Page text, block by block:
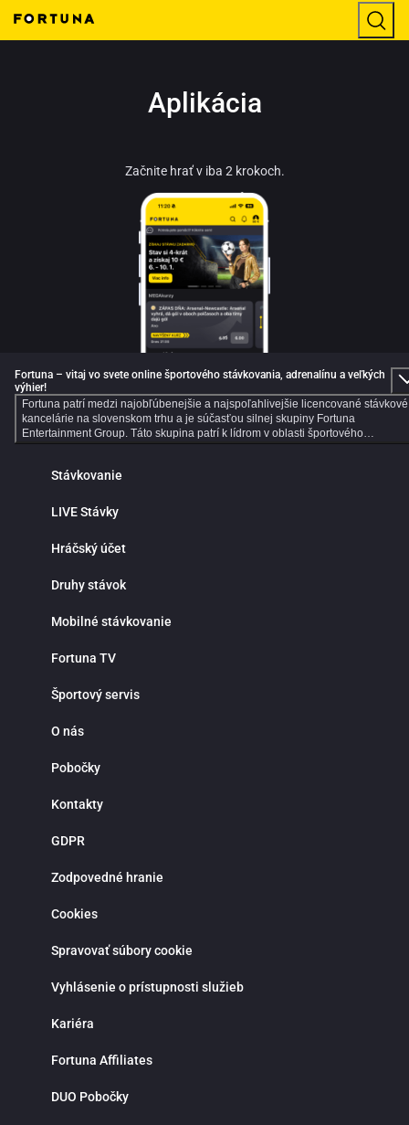
Aplikácia
Začnite hrať v iba 2 krokoch.
Fortuna – vitaj vo svete online športového stávkovania, adrenalínu a veľkých
výhier!
Fortuna patrí medzi najobľúbenejšie a najspoľahlivejšie licencované stávkové
kancelárie na slovenskom trhu a je súčasťou silnej skupiny Fortuna
Entertainment Group. Táto skupina patrí k lídrom v oblasti športového
stávkovania v strednej Európe a už viac ako 30 rokov prináša hráčom kvalitné
Dlhoročné skúsenosti, moderné technológie a dôraz na bezpečnosť robia z
Online športové stávkovanie vo Fortune ponúka tisíce predzápasových aj live
stávok každý deň. V ponuke nájdeš populárne športy ako futbal, hokej, tenis,
športových udalostí z celého sveta. Prehľadné rozhranie ti umožní rýchlo nájsť
kurzov. Jednou z hlavných výhod online športového stávkovania je pohodlie a
nepretržitý prístup k stávkam. Nemusíš navštevovať kamenné pobočky ani
počítači. Fortuna funguje nonstop a ponúka rýchle vyhodnotenie tiketov,
Prečo stávkovať práve vo Fortune? Okrem bohatej ponuky športových udalostí
domácich aj zahraničných líg, vrátane slovenského a českého futbalu či
stávkovanie, Fortuna ti poskytne všetky nástroje na profesionálne tipovanie.
počas celého stretnutia. Stav na góly, rohy, fauly, vylúčenia alebo ďalší vývoj
ideálne pre skúsenejších tipérov aj pre hráčov, ktorí majú radi dynamiku a
rýchle rozhodovanie. Fortuna myslí aj na nových hráčov. Pre
stávky bez rizika a pravidelné promo akcie. Verní hráči môžu získať rôzne
športovými udalosťami. Bonusová ponuka sa pravidelne obmieňa a prináša
viac možností, ako zvýšiť šancu na výhru. Moderná mobilná aplikácia Fortuna
Aplikácia poskytuje rýchly prístup k stávkam, live udalostiam, histórii tiketov a
najnovších akciách, bonusoch a dôležitých zápasoch. Fortuna kladie dôraz na
zodpovedné hranie a ponúka možnosť nastavenia limitov na vklady, stávky
podpora prostredníctvom live chatu, ktorá ti rada pomôže rýchlo a
bohatou ponukou športových stávok, kvalitnými kurzmi a modernými
jednom mieste.
Stávkovanie
LIVE Stávky
Hráčský účet
Druhy stávok
Mobilné stávkovanie
Fortuna TV
Športový servis
O nás
Pobočky
Kontakty
GDPR
Zodpovedné hranie
Cookies
Spravovať súbory cookie
Vyhlásenie o prístupnosti služieb
Kariéra
Fortuna Affiliates
DUO Pobočky